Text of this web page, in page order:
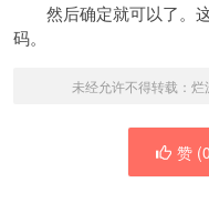
然后确定就可以了。
码。
未经允许不得转载： 烂
赞 (0